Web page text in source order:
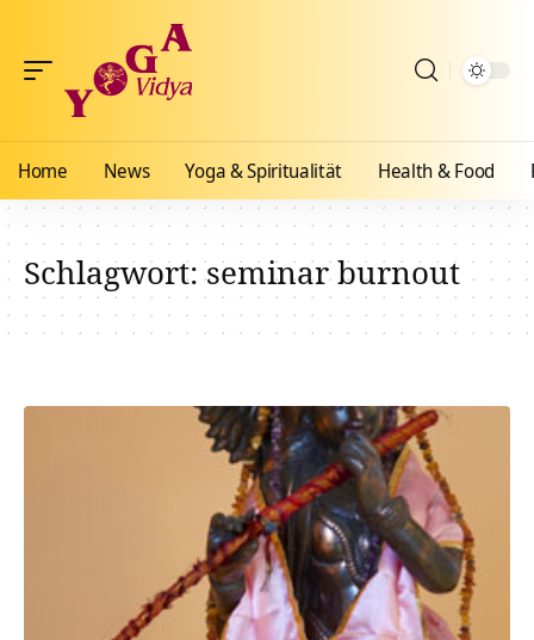
Home News Yoga & Spiritualität Health & Food
Schlagwort:seminar burnout